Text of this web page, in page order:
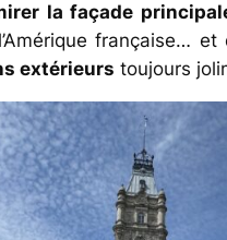
la façade
française…
extérieurs toujours